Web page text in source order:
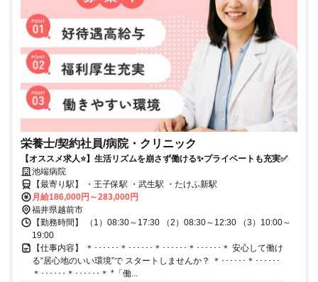
栄養士/契約社員/病院・クリニック
【オススメ求人⭐️】生活リズムを崩さず働ける✨プライベートも充実✅️
池端病院
【最寄り駅】 ・王子保駅 ・武生駅 ・たけふ新駅
月給186,000円～283,000円
福井県越前市
【勤務時間】 （1）08:30～17:30 （2）08:30～12:30 （3）10:00～
19:00
【仕事内容】 ＊･･････＊･･････＊･･････＊･･････＊ 安心して働け
る“居心地のいい環境”で スタートしませんか？ ＊･･････＊･･････
＊･･････＊･･････＊ *「働...